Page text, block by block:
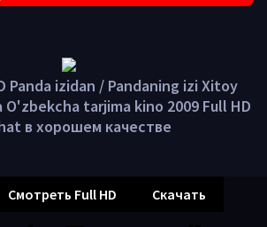
Panda izidan / Pandaning izi Xitoy
tarjima kino 2009 Full HD
в хорошем качестве
Смотреть Full HD Скачать